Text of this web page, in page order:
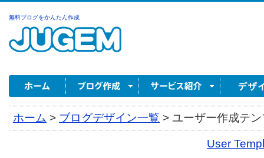
無料ブログをかんたん作成
ホーム > ブログデザイン一覧 > ユーザー作成テ
User